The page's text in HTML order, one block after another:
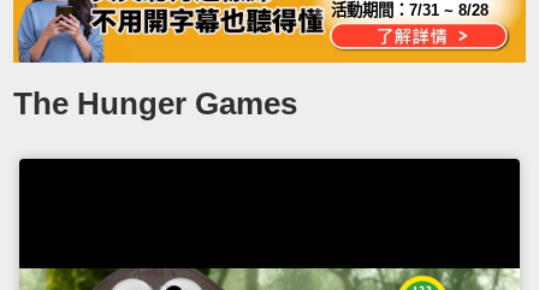
活動期間：7/31 ~ 8/28
The Hunger Games